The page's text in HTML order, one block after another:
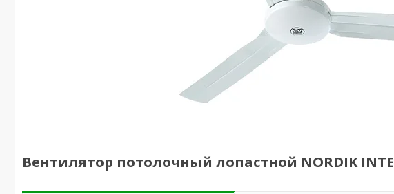
Вентилятор потолочный лопастной NORDIK